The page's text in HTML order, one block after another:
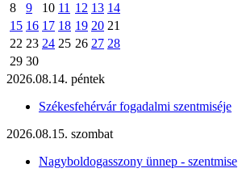
8
9 10 11 12 13 14
15 16 17 18 19 20 21
22 23 24 25 26 27 28
29 30
2026.08.14. péntek
Székesfehérvár fogadalmi szentmiséje
2026.08.15. szombat
Nagyboldogasszony ünnep - szentmise